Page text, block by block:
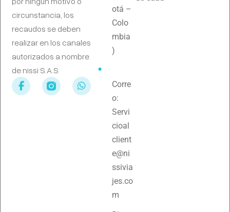
circunstancia, los
recaudos se deben
realizar en los canales
autorizados a nombre
de nissi S.A.S
otá –
Colo
mbia
)
Corre
o:
Servi
cioal
client
e@ni
ssivia
jes.co
m